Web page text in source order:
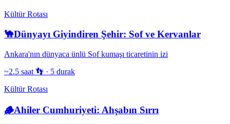
Kültür Rotası
🐪Dünyayı Giyindiren Şehir: Sof ve Kervanlar
Ankara'nın dünyaca ünlü Sof kumaşı ticaretinin izi
~2.5 saat 👣 · 5 durak
Kültür Rotası
🪵Ahiler Cumhuriyeti: Ahşabın Sırrı